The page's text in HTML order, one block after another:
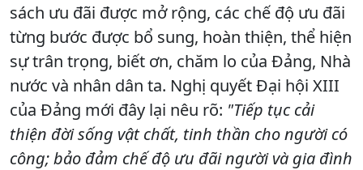
sách ưu đãi được mở rộng, các chế độ ưu đãi
từng bước được bổ sung, hoàn thiện, thể hiện
sự trân trọng, biết ơn, chăm lo của Đảng, Nhà
nước và nhân dân ta. Nghị quyết Đại hội XIII
của Đảng mới đây lại nêu rõ: "Tiếp tục cải
thiện đời sống vật chất, tinh thần cho người có
công; bảo đảm chế độ ưu đãi người và gia đình